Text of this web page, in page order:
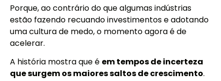
Porque, ao contrário do que algumas indústrias
estão fazendo recuando investimentos e adotando
uma cultura de medo, o momento agora é de
acelerar.
A história mostra que é em tempos de incerteza
que surgem os maiores saltos de crescimento.